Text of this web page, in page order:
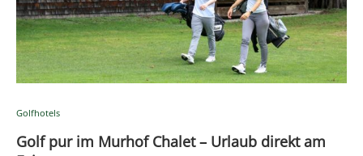
Golfhotels
Golf pur im Murhof Chalet – Urlaub direkt am